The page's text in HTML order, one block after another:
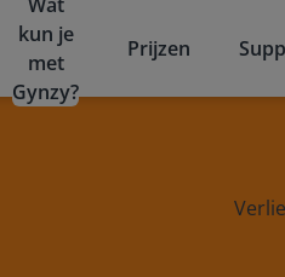
kun je
met
Gynzy?
Prijzen